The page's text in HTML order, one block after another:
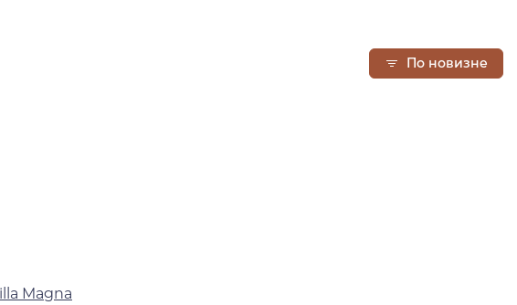
Magna
По новизне